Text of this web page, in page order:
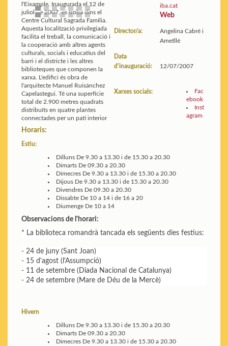
iba.cat
Web
Director/a:
Angelina Cabré i
Ametllé
Data
d'inauguració:
12/07/2007
Xarxes socials:
Fac
ebook
Inst
agram
Horaris:
Estiu:
Dilluns De 9.30 a 13.30 i de 15.30 a 20.30
Dimarts De 09.30 a 20.30
Dimecres De 9.30 a 13.30 i de 15.30 a 20.30
Dijous De 9.30 a 13.30 i de 15.30 a 20.30
Divendres De 09.30 a 20.30
Dissabte De 10 a 14 i de 16 a 20
Diumenge De 10 a 14
Observacions de l'horari:
* La biblioteca romandrà tancada els següents dies festius:
- 24 de juny (Sant Joan)
- 15 d'agost (l'Assumpció)
- 11 de setembre (Diada Nacional de Catalunya)
- 24 de setembre (Mare de Déu de la Mercè)
Hivern
Dilluns De 9.30 a 13.30 i de 15.30 a 20.30
Dimarts De 09.30 a 20.30
Dimecres De 9.30 a 13.30 i de 15.30 a 20.30
l'Eixample. Inaugurada el 12 de
juliol de 2007, es troba dins el
Centre Cultural Sagrada Família.
Aquesta localització privilegiada
facilita el treball, la comunicació i
la cooperació amb altres agents
culturals, socials i educatius del
barri i el districte i les altres
biblioteques que componen la
xarxa. L'edifici és obra de
l'arquitecte Manuel Ruisánchez
Capelastegui. Té una superfície
total de 2.900 metres quadrats
distribuïts en quatre plantes
connectades per un pati interior